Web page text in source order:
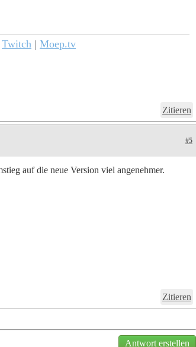
Twitch | Moep.tv
Zitieren
#5
auf die neue Version viel angenehmer.
Zitieren
Antwort erstellen